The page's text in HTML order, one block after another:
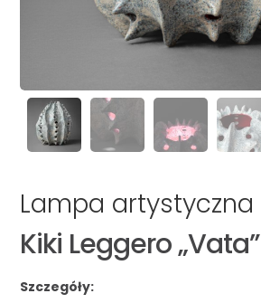
Lampa artystyczna
Kiki Leggero „Vata”
Szczegóły: